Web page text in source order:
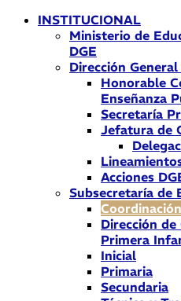
INSTITUCIONAL
Ministerio de
DGE
Dirección
Honorable
Enseñanza
Secretaría
Jefatura de
Acciones
Subsecretaría de
Dirección
Primera
Inicial
Primaria
Secundaria